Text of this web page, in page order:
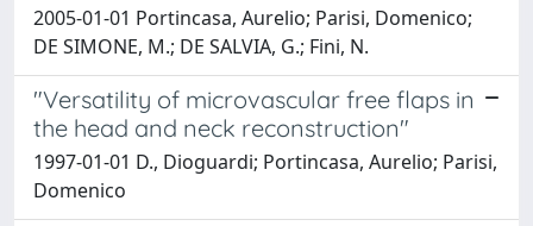
2005-01-01 Portincasa, Aurelio; Parisi, Domenico;
DE SIMONE, M.; DE SALVIA, G.; Fini, N.
"Versatility of microvascular free flaps in
the head and neck reconstruction"
1997-01-01 D., Dioguardi; Portincasa, Aurelio; Parisi,
Domenico